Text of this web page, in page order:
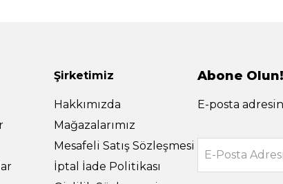
Şirketimiz
Hakkımızda
Mağazalarımız
Mesafeli Satış Sözleşmesi
İptal İade Politikası
Abone Olun!
E-posta
E-Posta Adresi